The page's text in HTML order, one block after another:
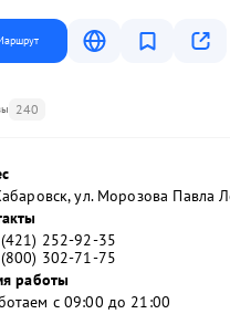
240
ул. Морозова Павла
252-92-35
302-71-75
работы
с 09:00 до 21:00